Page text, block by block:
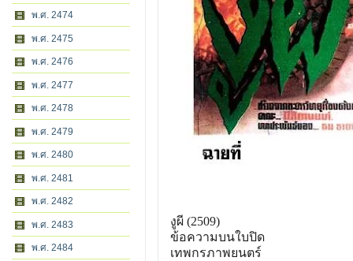
พ.ศ. 2474
พ.ศ. 2475
พ.ศ. 2476
พ.ศ. 2477
พ.ศ. 2478
พ.ศ. 2479
พ.ศ. 2480
พ.ศ. 2481
พ.ศ. 2482
พ.ศ. 2483
พ.ศ. 2484
งูผี (2509)
ข้อความบนใบปิด
เทพกรภาพยนตร์